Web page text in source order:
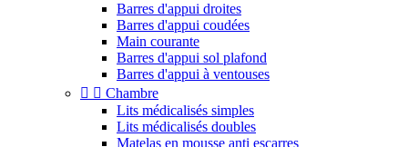
Barres d'appui droites
Barres d'appui coudées
Main courante
Barres d'appui sol plafond
Barres d'appui à ventouses
  Chambre
Lits médicalisés simples
Lits médicalisés doubles
Matelas en mousse anti escarres